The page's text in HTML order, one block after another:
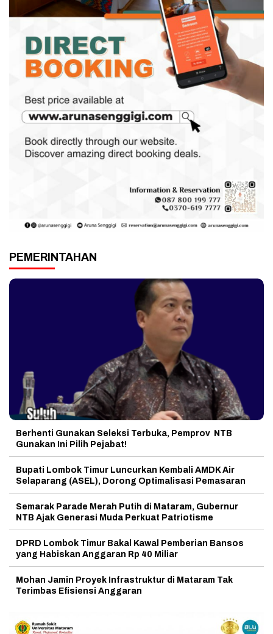
PEMERINTAHAN
Berhenti Gunakan Seleksi Terbuka, Pemprov NTB
Gunakan Ini Pilih Pejabat!
Bupati Lombok Timur Luncurkan Kembali AMDK Air
Selaparang (ASEL), Dorong Optimalisasi Pemasaran
Semarak Parade Merah Putih di Mataram, Gubernur
NTB Ajak Generasi Muda Perkuat Patriotisme
DPRD Lombok Timur Bakal Kawal Pemberian Bansos
yang Habiskan Anggaran Rp 40 Miliar
Mohan Jamin Proyek Infrastruktur di Mataram Tak
Terimbas Efisiensi Anggaran